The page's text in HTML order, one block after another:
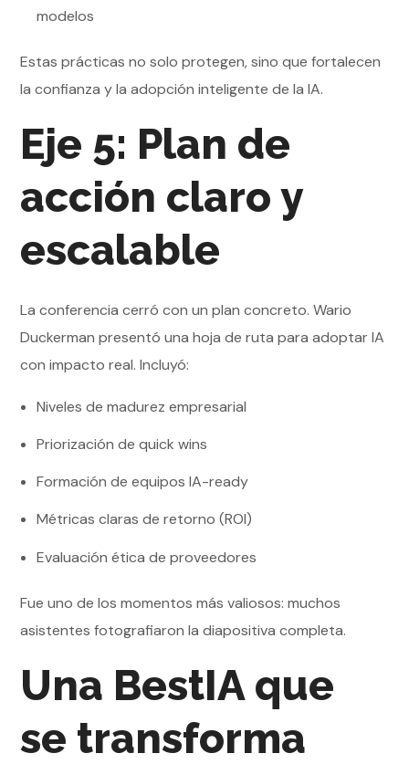
modelos
Estas prácticas no solo protegen, sino que fortalecen
la confianza y la adopción inteligente de la IA.
Eje 5: Plan de
acción claro y
escalable
La conferencia cerró con un plan concreto. Wario
Duckerman presentó una hoja de ruta para adoptar IA
con impacto real. Incluyó:
Niveles de madurez empresarial
Priorización de quick wins
Formación de equipos IA-ready
Métricas claras de retorno (ROI)
Evaluación ética de proveedores
Fue uno de los momentos más valiosos: muchos
asistentes fotografiaron la diapositiva completa.
Una BestIA que
se transforma